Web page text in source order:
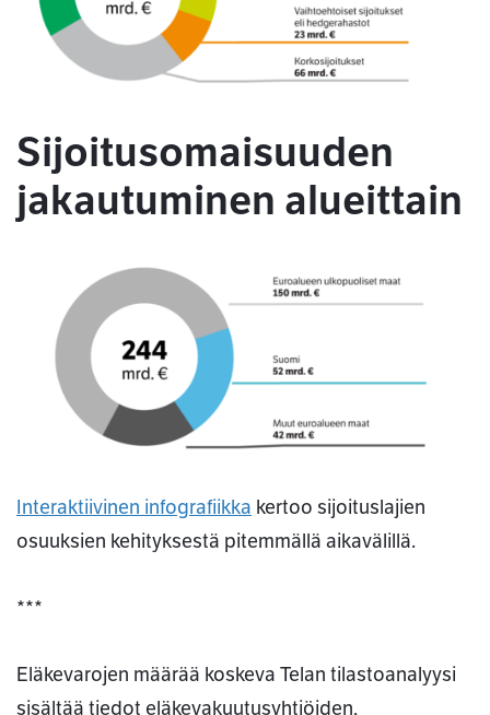
Sijoitusomaisuuden
jakautuminen alueittain
Interaktiivinen infografiikka kertoo sijoituslajien
osuuksien kehityksestä pitemmällä aikavälillä.
***
Eläkevarojen määrää koskeva Telan tilastoanalyysi
sisältää tiedot eläkevakuutusyhtiöiden,